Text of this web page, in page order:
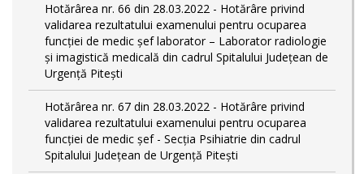
Hotărârea nr. 66 din 28.03.2022 - Hotărâre privind
validarea rezultatului examenului pentru ocuparea
funcției de medic șef laborator – Laborator radiologie
și imagistică medicală din cadrul Spitalului Județean de
Urgență Pitești
Hotărârea nr. 67 din 28.03.2022 - Hotărâre privind
validarea rezultatului examenului pentru ocuparea
funcției de medic șef - Secția Psihiatrie din cadrul
Spitalului Județean de Urgență Pitești